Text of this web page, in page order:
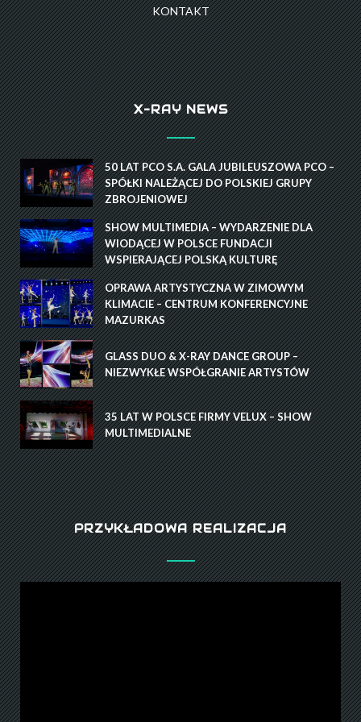
KONTAKT
X-RAY NEWS
50 LAT PCO S.A. GALA JUBILEUSZOWA PCO –
SPÓŁKI NALEŻĄCEJ DO POLSKIEJ GRUPY
ZBROJENIOWEJ
SHOW MULTIMEDIA – WYDARZENIE DLA
WIODĄCEJ W POLSCE FUNDACJI
WSPIERAJĄCEJ POLSKĄ KULTURĘ
OPRAWA ARTYSTYCZNA W ZIMOWYM
KLIMACIE – CENTRUM KONFERENCYJNE
MAZURKAS
GLASS DUO & X-RAY DANCE GROUP –
NIEZWYKŁE WSPÓŁGRANIE ARTYSTÓW
35 LAT W POLSCE FIRMY VELUX – SHOW
MULTIMEDIALNE
PRZYKŁADOWA REALIZACJA